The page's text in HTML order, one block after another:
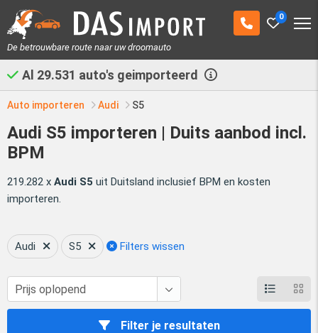
0
De betrouwbare route naar uw droomauto
Al 29.531 auto's geimporteerd
Auto importeren Audi S5
Audi S5 importeren | Duits aanbod incl.
BPM
219.282 x Audi S5 uit Duitsland inclusief BPM en kosten
importeren.
Audi S5 Filters wissen
Filter je resultaten